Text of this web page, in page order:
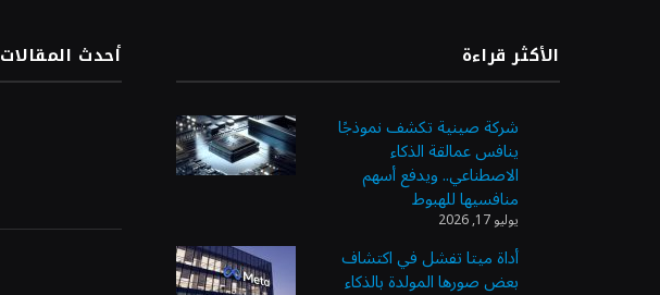
الأكثر قراءة
شركة صينية تكشف نموذجًا
ينافس عمالقة الذكاء
الاصطناعي.. ويدفع أسهم
منافسيها للهبوط
يوليو 17, 2026
أداة ميتا تفشل في اكتشاف
بعض صورها المولدة بالذكاء
أحدث المقالات